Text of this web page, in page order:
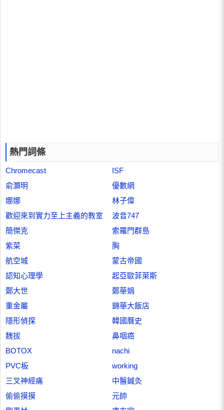
熱門詞條
Chromecast
ISF
俞灝明
優數網
娜娜
林子偉
歡迎來到實力至上主義的教室
波音747
簡傑克
索羅門群島
紫菜
胸
航空城
蒙古帝國
認知心理學
起亞歐菲萊斯
鄭大世
鄭華娟
重金屬
錦華大飯店
隱形偵探
韓國曆史
魏拔
鼻咽癌
BOTOX
nachi
PVC板
working
三叉神經痛
中醫鍼灸
偷偷摸摸
元帥